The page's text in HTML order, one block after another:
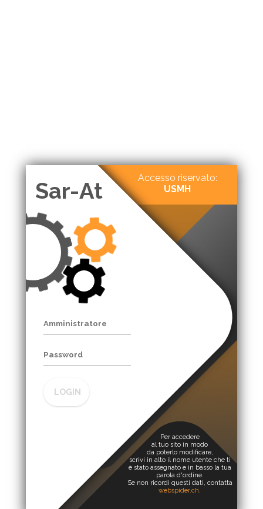
Sar-At
Accesso riservato:
USMH
LOGIN
Per accedere
al tuo sito in modo
da poterlo modificare,
scrivi in alto il nome utente che ti
è stato assegnato e in basso la tua
parola d'ordine.
Se non ricordi questi dati, contatta
webspider.ch.